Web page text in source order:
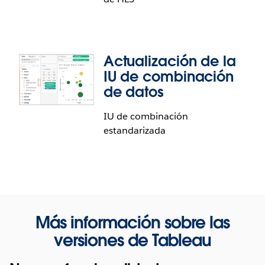
Cumplimiento de la HIPAA en
Tableau Cloud
Tableau Cloud cumple con la Ley de Transferencia
y Responsabilidad de los Seguros Médicos (HIPAA).
Actualización de la
IU de combinación
de datos
IU de combinación
estandarizada
Más información sobre las
versiones de Tableau